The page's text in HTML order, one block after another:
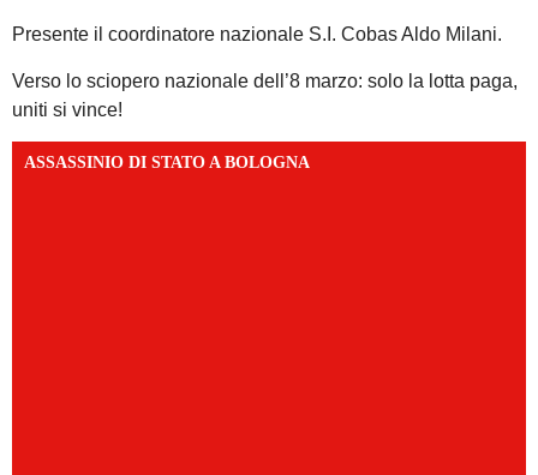
Presente il coordinatore nazionale S.I. Cobas Aldo Milani.
Verso lo sciopero nazionale dell’8 marzo: solo la lotta paga,
uniti si vince!
ASSASSINIO DI STATO A BOLOGNA